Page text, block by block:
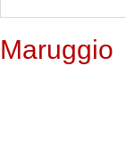
Maruggio